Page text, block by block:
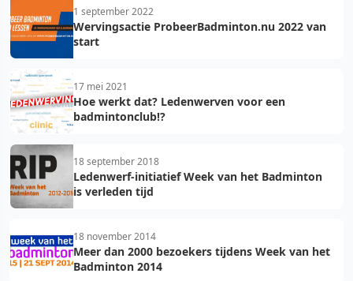
1 september 2022
Wervingsactie ProbeerBadminton.nu 2022 van
start
17 mei 2021
Hoe werkt dat? Ledenwerven voor een
badmintonclub!?
18 september 2018
Ledenwerf-initiatief Week van het Badminton
is verleden tijd
18 november 2014
Meer dan 2000 bezoekers tijdens Week van het
Badminton 2014